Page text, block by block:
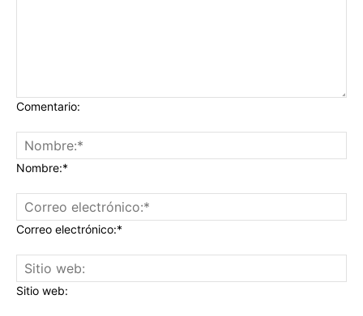
Comentario:
Nombre:*
Correo electrónico:*
Sitio web: